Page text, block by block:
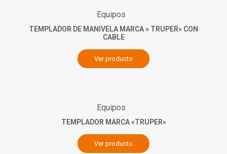
Equipos
TEMPLADOR DE MANIVELA MARCA » TRUPER» CON
CABLE
Ver producto
Equipos
TEMPLADOR MARCA «TRUPER»
Ver producto